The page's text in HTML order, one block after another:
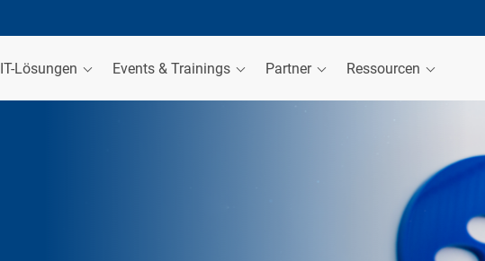
IT-Lösungen Events & Trainings Partner Ressourcen